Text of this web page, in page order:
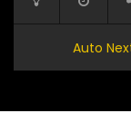
Auto